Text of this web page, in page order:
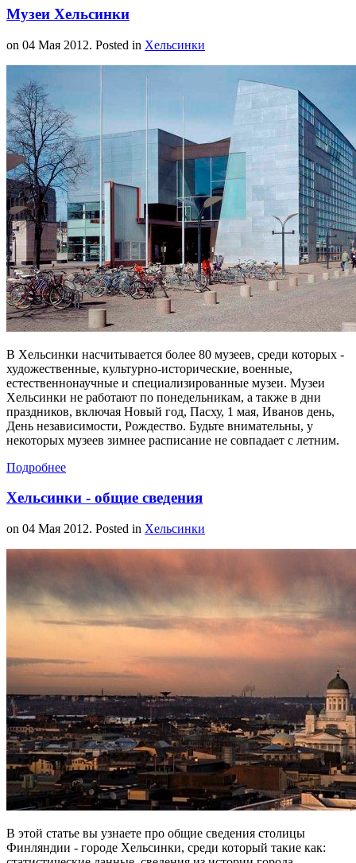
Музеи Хельсинки
on 04 Мая 2012. Posted in Хельсинки
В Хельсинки насчитывается более 80 музеев, среди которых -
художественные, культурно-исторические, военные,
естественнонаучные и специализированные музеи. Музеи
Хельсинки не работают по понедельникам, а также в дни
праздников, включая Новый год, Пасху, 1 мая, Иванов день,
День независимости, Рождество. Будьте внимательны, у
некоторых музеев зимнее расписание не совпадает с летним.
Подробнее
Хельсинки - общие сведения
on 04 Мая 2012. Posted in Хельсинки
В этой статье вы узнаете про общие сведения столицы
Финляндии - городе Хельсинки, среди который такие как: